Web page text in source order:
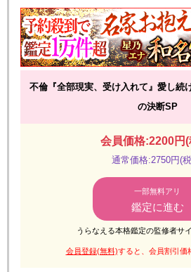
不倫『全部現実、受け入れて』愛し続
の決断SP
会員価格:2200円(
通常価格:2750円(
一部無料アリ
鑑定に進む
うらなえる本格鑑定の監修者サ
会員登録(無料)すると、会員割引価